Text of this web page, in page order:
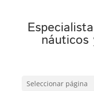
náuticos
Seleccionar página